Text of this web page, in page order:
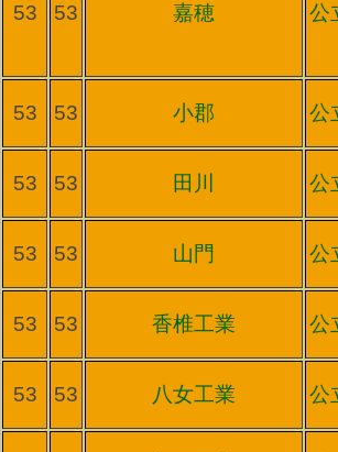
53 53 嘉穂 公
53 53 小郡 公
53 53 田川 公
53 53 山門 公
53 53 香椎工業 公
53 53 八女工業 公